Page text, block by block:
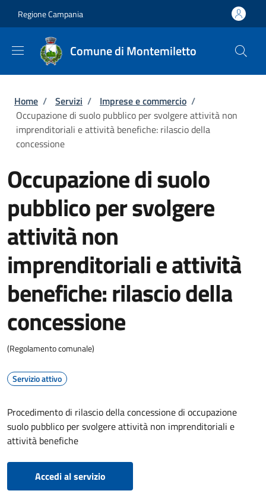
Regione Campania
Comune di Montemiletto
Briciole di pane
Home / Servizi / Imprese e commercio /
Occupazione di suolo pubblico per svolgere attività non
imprenditoriali e attività benefiche: rilascio della
concessione
Occupazione di suolo
pubblico per svolgere
attività non
imprenditoriali e attività
benefiche: rilascio della
concessione
(Regolamento comunale)
Servizio attivo
Procedimento di rilascio della concessione di occupazione
suolo pubblico per svolgere attività non imprenditoriali e
attività benefiche
Accedi al servizio